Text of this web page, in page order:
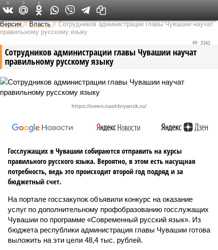
Версия в Чувашии
Версия //Власть //Сотрудников администрации главы Чувашии научат
правильному русскому языку
Сотрудников администрации главы Чувашии научат
правильному русскому языку
3342
https://news.nashbryansk.ru/
Госслужащих в Чувашии собираются отправить на курсы
правильного русского языка. Вероятно, в этом есть насущная
потребность, ведь это происходит второй год подряд и за
бюджетный счет.
На портале госсзакупок объявили конкурс на оказание
услуг по дополнительному профобразованию госслужащих
Чувашии по программе «Современный русский язык». Из
бюджета республики администрация главы Чувашии готова
выложить на эти цели 48,4 тыс. рублей.
0 0 0